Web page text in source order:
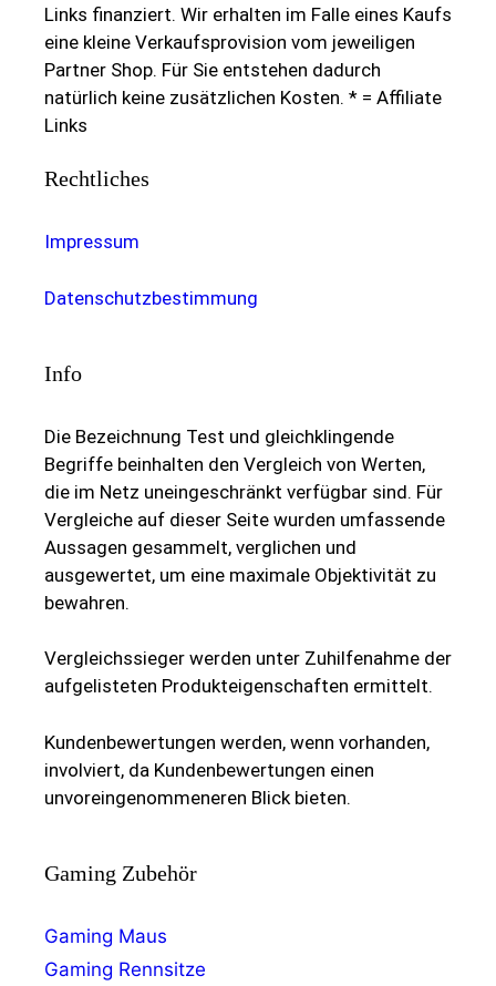
Links finanziert. Wir erhalten im Falle eines Kaufs
eine kleine Verkaufsprovision vom jeweiligen
Partner Shop. Für Sie entstehen dadurch
natürlich keine zusätzlichen Kosten. * = Affiliate
Links
Rechtliches
Impressum
Datenschutzbestimmung
Info
Die Bezeichnung Test und gleichklingende
Begriffe beinhalten den Vergleich von Werten,
die im Netz uneingeschränkt verfügbar sind. Für
Vergleiche auf dieser Seite wurden umfassende
Aussagen gesammelt, verglichen und
ausgewertet, um eine maximale Objektivität zu
bewahren.
Vergleichssieger werden unter Zuhilfenahme der
aufgelisteten Produkteigenschaften ermittelt.
Kundenbewertungen werden, wenn vorhanden,
involviert, da Kundenbewertungen einen
unvoreingenommeneren Blick bieten.
Gaming Zubehör
Gaming Maus
Gaming Rennsitze